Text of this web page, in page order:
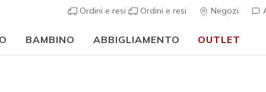
Ordini e resi Ordini e resi Negozi
BAMBINO ABBIGLIAMENTO OUTLET